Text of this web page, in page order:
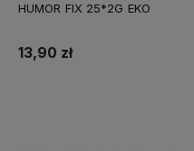
HUMOR FIX 25*2G EKO
13,90 zł